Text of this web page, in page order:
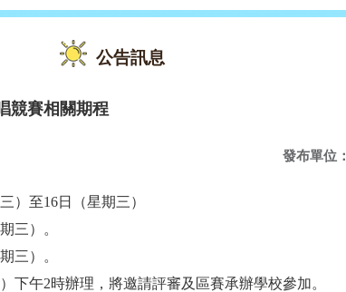
公告訊息
競賽相關期程
發布單位：
）至16日（星期三）
三）。
三）。
下午2時辦理，將邀請評審及區賽承辦學校參加。